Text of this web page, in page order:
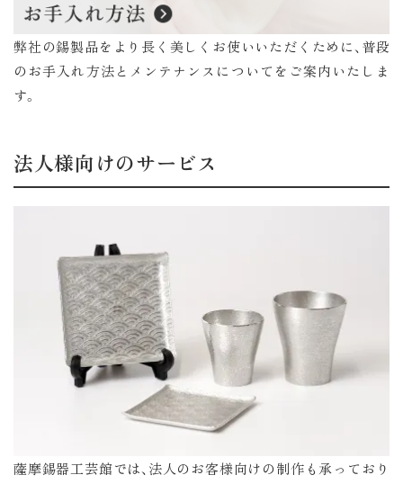
弊社の錫製品をより長く美しくお使いいただくために、普段
のお手入れ方法とメンテナンスについてをご案内いたしま
す。
法人様向けのサービス
薩摩錫器工芸館では、法人のお客様向けの制作も承っており